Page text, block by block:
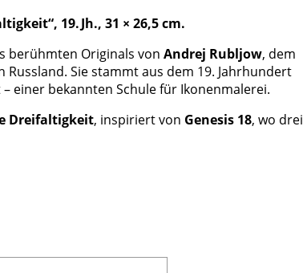
19. Jh., 31 × 26,5 cm.
berühmten Originals von Andrej Rubljow, dem
Sie stammt aus dem 19. Jahrhundert
einer bekannten Schule für Ikonenmalerei.
Dreifaltigkeit, inspiriert von Genesis 18, wo drei